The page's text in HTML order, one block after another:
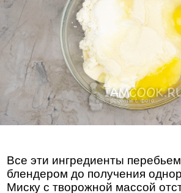
Все эти ингредиенты
блендером до получения
Миску с творожной массой